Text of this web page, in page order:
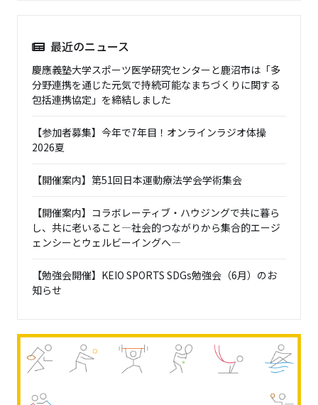
最近のニュース
慶應義塾大学スポーツ医学研究センターと鹿沼市は「多
分野連携を通じた元気で持続可能なまちづくりに関する
包括連携協定」を締結しました
【参加者募集】今年で7年目！オンラインラジオ体操
2026夏
【開催案内】第51回日本運動療法学会学術集会
【開催案内】コラボレーティブ・ハウジングで共に暮ら
し、共に老いること―社会的つながりから集合的エージ
ェンシーとウェルビーイングへ―
【勉強会開催】KEIO SPORTS SDGs勉強会（6月）のお
知らせ